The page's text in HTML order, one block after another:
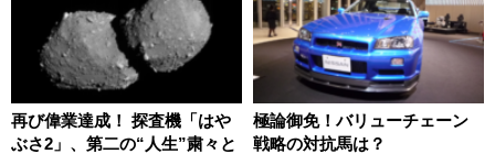
再び偉業達成！ 探査機「はや
ぶさ2」、第二の“人生”粛々と
極論御免！バリューチェーン
戦略の対抗馬は？